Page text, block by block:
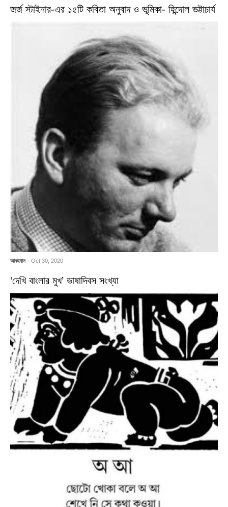
জর্জ স্টাইনার-এর ১৫টি কবিতা অনুবাদ ও ভূমিকা- হিন্দোল ভট্টাচার্য
আবহমান - Oct 30, 2020
‘দেখি বাংলার মুখ’ ভাষাদিবস সংখ্যা